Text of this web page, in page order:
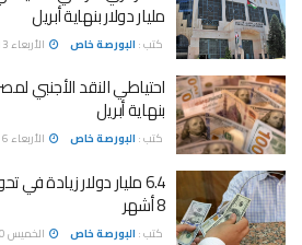
مليار دولار بنهاية أبريل
كتب : البورصة خاص الأربعاء 13 مايو 2026
بنهاية أبريل
كتب : البورصة خاص الأربعاء 6 مايو 2026
6.4 مليار دولار زيادة
8 أشهر
كتب : البورصة خاص الخميس 30 أبريل 2026